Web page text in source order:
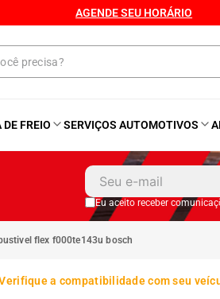
AGENDE SEU HORÁRIO
DE FREIO SERVIÇOS AUTOMOTIVOS
Eu aceito receber
flex f000te143u bosch
a compatibilidade com seu
Pneu